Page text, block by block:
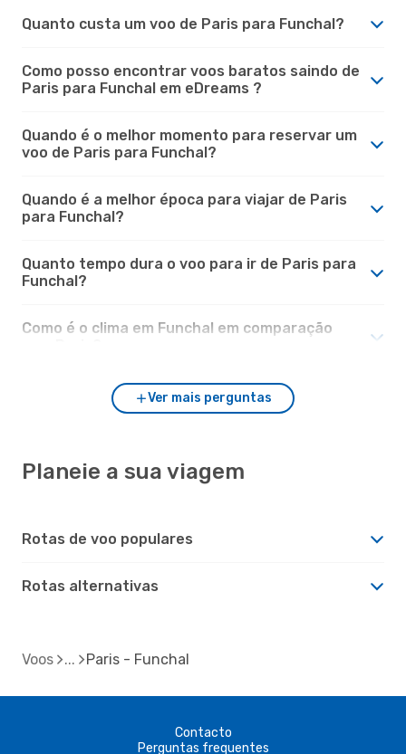
Quanto custa um voo de Paris para Funchal?
Como posso encontrar voos baratos saindo de
Paris para Funchal em eDreams ?
Quando é o melhor momento para reservar um
voo de Paris para Funchal?
Quando é a melhor época para viajar de Paris
para Funchal?
Quanto tempo dura o voo para ir de Paris para
Funchal?
Como é o clima em Funchal em comparação
Ver mais perguntas
Planeie a sua viagem
Rotas de voo populares
Rotas alternativas
Voos Paris - Funchal
Contacto
Perguntas frequentes